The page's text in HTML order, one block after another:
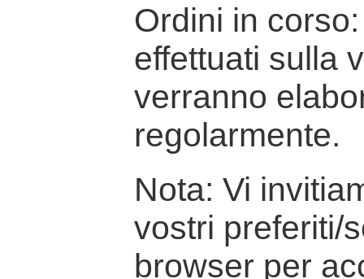
Ordini in
effettuati sulla
verranno
regolarmente.
Nota: Vi
vostri preferiti/
browser per